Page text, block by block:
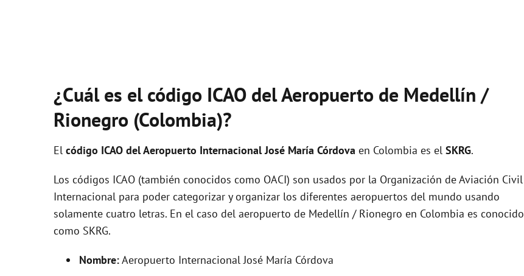
¿Cuál es el código ICAO del Aeropuerto de Medellín /
Rionegro (Colombia)?
El código ICAO delAeropuerto Internacional José María Córdova en Colombia es el SKRG.
Los códigos ICAO (también conocidos como OACI) son usados por la Organización de Aviación Civil
Internacional para poder categorizar y organizar los diferentes aeropuertos del mundo usando
solamente cuatro letras. En el caso del aeropuerto de Medellín / Rionegro en Colombia es conocido
como SKRG.
Nombre:Aeropuerto Internacional José María Córdova